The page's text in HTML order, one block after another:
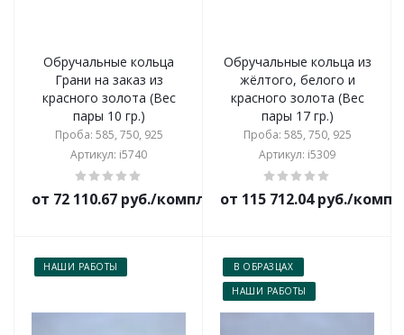
Обручальные кольца
Грани на заказ из
красного золота (Вес
пары 10 гр.)
Проба: 585, 750, 925
Артикул: i5740
от 72 110.67 руб./комплект
Обручальные кольца из
жёлтого, белого и
красного золота (Вес
пары 17 гр.)
Проба: 585, 750, 925
Артикул: i5309
от 115 712.04 руб./
НАШИ РАБОТЫ
В ОБРАЗЦАХ
НАШИ РАБОТЫ